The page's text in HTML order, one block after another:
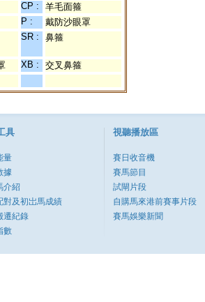
CP :
羊毛面箍
P :
戴防沙眼罩
SR : 鼻箍
XB :
交叉鼻箍
具
量
據
介紹
對及初岀馬成績
遷紀錄
數
視聽播放區
賽日收音機
賽馬節目
試閘片段
自購馬來港前賽事片段
賽馬娛樂新聞